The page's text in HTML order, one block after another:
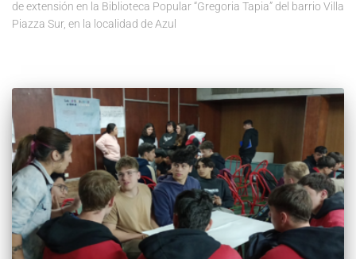
de extensión en la Biblioteca Popular “Gregoria Tapia” del barrio Villa
Piazza Sur, en la localidad de Azul